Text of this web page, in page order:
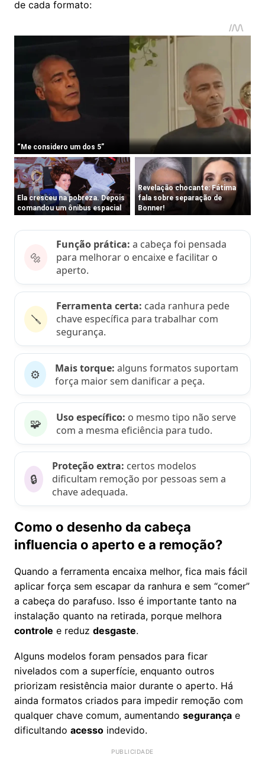
de cada formato:
🔩
Função prática: a cabeça foi pensada
para melhorar o encaixe e facilitar o
aperto.
🪛
Ferramenta certa: cada ranhura pede
chave específica para trabalhar com
segurança.
⚙️ Mais torque: alguns formatos suportam
força maior sem danificar a peça.
🧩 Uso específico: o mesmo tipo não serve
com a mesma eficiência para tudo.
🔒
Proteção extra: certos modelos
dificultam remoção por pessoas sem a
chave adequada.
Como o desenho da cabeça
influencia o aperto e a remoção?
Quando a ferramenta encaixa melhor, fica mais fácil
aplicar força sem escapar da ranhura e sem “comer”
a cabeça do parafuso. Isso é importante tanto na
instalação quanto na retirada, porque melhora
controle e reduz desgaste.
Alguns modelos foram pensados para ficar
nivelados com a superfície, enquanto outros
priorizam resistência maior durante o aperto. Há
ainda formatos criados para impedir remoção com
qualquer chave comum, aumentando segurança e
dificultando acesso indevido.